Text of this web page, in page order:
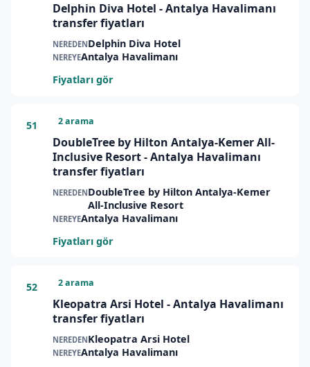
Delphin Diva Hotel - Antalya Havalimanı
transfer fiyatları
NEREDENDelphin Diva Hotel
NEREYEAntalya Havalimanı
Fiyatları gör
51 2 arama
DoubleTree by Hilton Antalya-Kemer All-
Inclusive Resort - Antalya Havalimanı
transfer fiyatları
NEREDENDoubleTree by Hilton Antalya-Kemer
All-Inclusive Resort
NEREYEAntalya Havalimanı
Fiyatları gör
52 2 arama
Kleopatra Arsi Hotel - Antalya Havalimanı
transfer fiyatları
NEREDENKleopatra Arsi Hotel
NEREYEAntalya Havalimanı